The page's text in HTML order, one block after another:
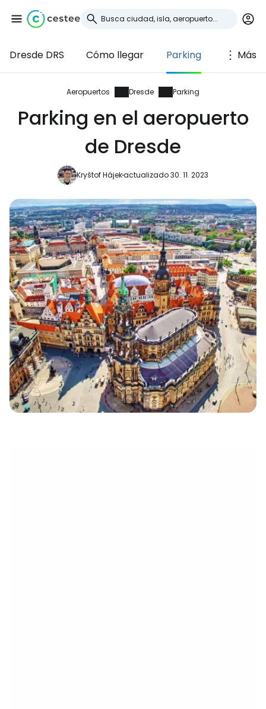
Dresde DRS Cómo llegar Parking Más
Aeropuertos Dresde Parking
Parking en el aeropuerto
de Dresde
Kryštof Hájekactualizado 30. 11. 2023
Iniciar sesión en
Cestee
... la comunidad mundial de viajeros
Continuar con Facebook
Continuar con Email